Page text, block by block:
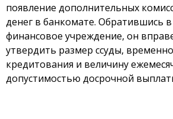
появление дополнительных
денег в банкомате. Обратившись
финансовое учреждение, он
утвердить размер ссуды,
кредитования и величину
допустимостью досрочной